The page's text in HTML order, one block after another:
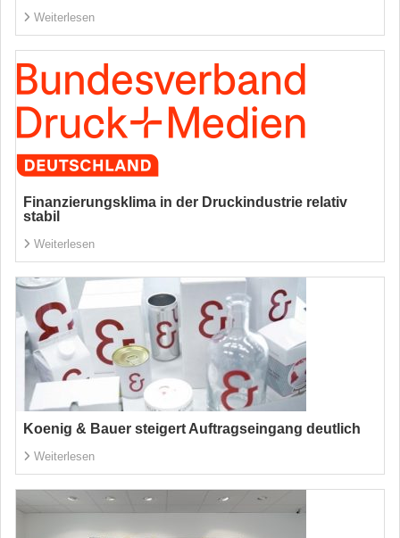
Weiterlesen
Finanzierungsklima in der Druckindustrie relativ
stabil
Weiterlesen
Koenig & Bauer steigert Auftragseingang deutlich
Weiterlesen